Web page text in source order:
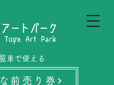
車で使える
前売り券